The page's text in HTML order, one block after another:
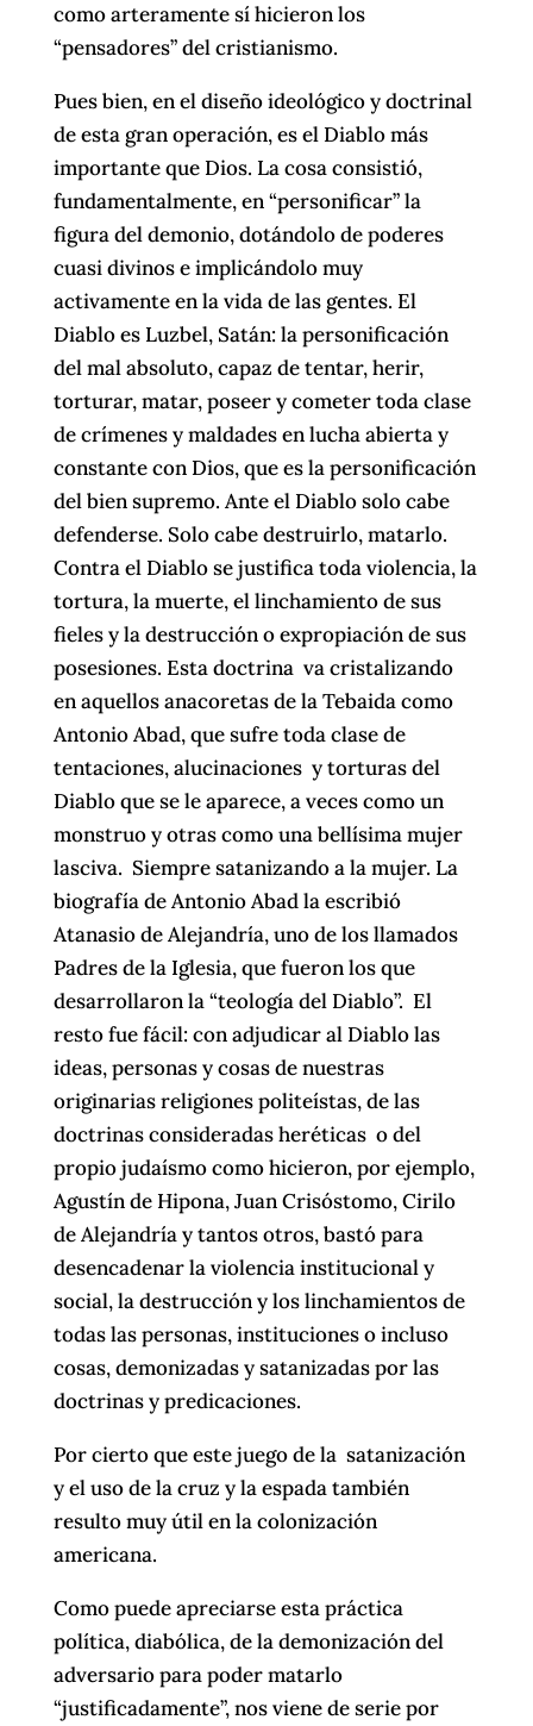
como arteramente sí hicieron los
“pensadores” del cristianismo.
Pues bien, en el diseño ideológico y doctrinal
de esta gran operación, es el Diablo más
importante que Dios. La cosa consistió,
fundamentalmente, en “personificar” la
figura del demonio, dotándolo de poderes
cuasi divinos e implicándolo muy
activamente en la vida de las gentes. El
Diablo es Luzbel, Satán: la personificación
del mal absoluto, capaz de tentar, herir,
torturar, matar, poseer y cometer toda clase
de crímenes y maldades en lucha abierta y
constante con Dios, que es la personificación
del bien supremo. Ante el Diablo solo cabe
defenderse. Solo cabe destruirlo, matarlo.
Contra el Diablo se justifica toda violencia, la
tortura, la muerte, el linchamiento de sus
fieles y la destrucción o expropiación de sus
posesiones. Esta doctrina va cristalizando
en aquellos anacoretas de la Tebaida como
Antonio Abad, que sufre toda clase de
tentaciones, alucinaciones y torturas del
Diablo que se le aparece, a veces como un
monstruo y otras como una bellísima mujer
lasciva. Siempre satanizando a la mujer. La
biografía de Antonio Abad la escribió
Atanasio de Alejandría, uno de los llamados
Padres de la Iglesia, que fueron los que
desarrollaron la “teología del Diablo”. El
resto fue fácil: con adjudicar al Diablo las
ideas, personas y cosas de nuestras
originarias religiones politeístas, de las
doctrinas consideradas heréticas o del
propio judaísmo como hicieron, por ejemplo,
Agustín de Hipona, Juan Crisóstomo, Cirilo
de Alejandría y tantos otros, bastó para
desencadenar la violencia institucional y
social, la destrucción y los linchamientos de
todas las personas, instituciones o incluso
cosas, demonizadas y satanizadas por las
doctrinas y predicaciones.
Por cierto que este juego de la satanización
y el uso de la cruz y la espada también
resulto muy útil en la colonización
americana.
Como puede apreciarse esta práctica
política, diabólica, de la demonización del
adversario para poder matarlo
“justificadamente”, nos viene de serie por